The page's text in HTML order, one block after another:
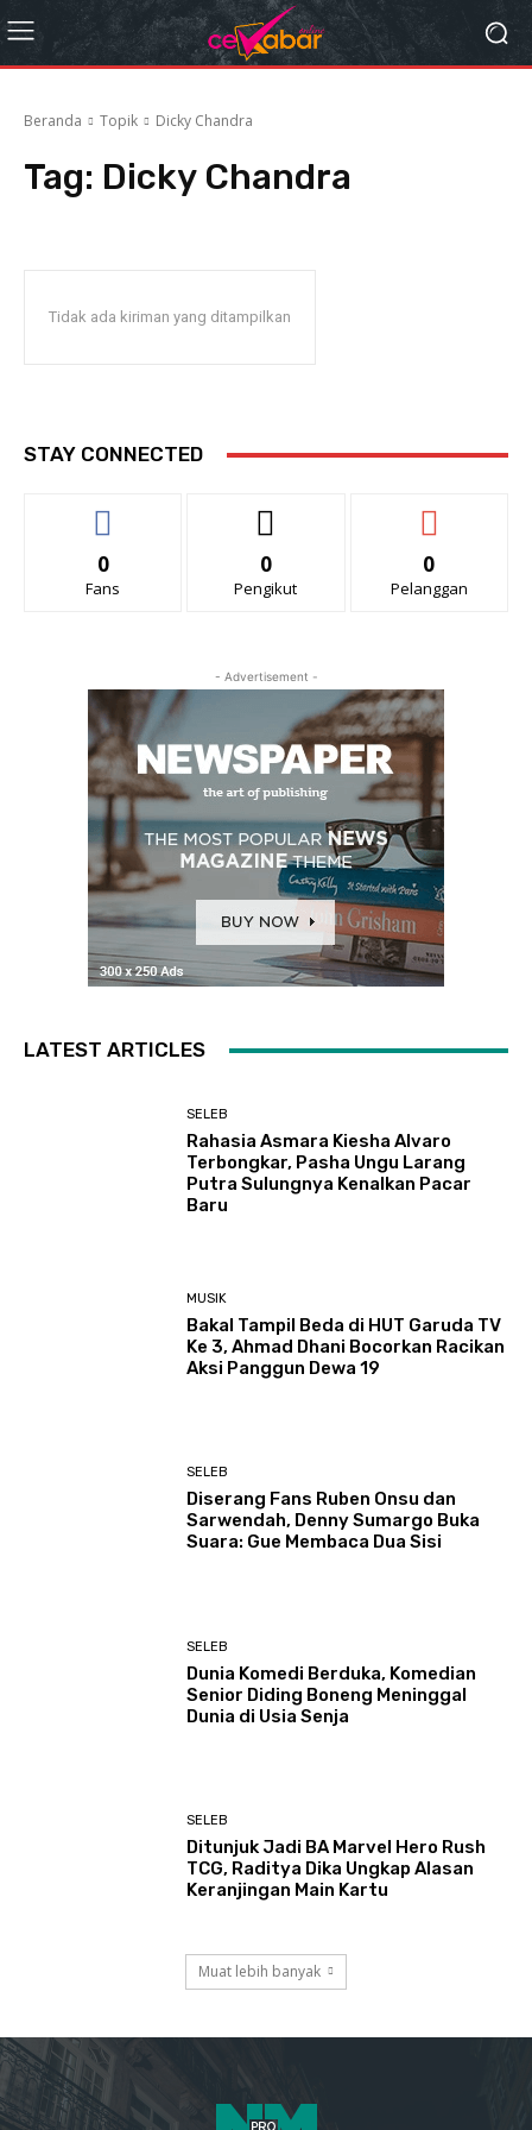
Beranda Topik Dicky Chandra
Tag: Dicky Chandra
Tidak ada kiriman yang ditampilkan
STAY CONNECTED
0
Fans
0
Pengikut
0
Pelanggan
- Advertisement -
LATEST ARTICLES
SELEB
Rahasia Asmara Kiesha Alvaro
Terbongkar, Pasha Ungu Larang
Putra Sulungnya Kenalkan Pacar
Baru
MUSIK
Bakal Tampil Beda di HUT Garuda TV
Ke 3, Ahmad Dhani Bocorkan Racikan
Aksi Panggun Dewa 19
SELEB
Diserang Fans Ruben Onsu dan
Sarwendah, Denny Sumargo Buka
Suara: Gue Membaca Dua Sisi
SELEB
Dunia Komedi Berduka, Komedian
Senior Diding Boneng Meninggal
Dunia di Usia Senja
SELEB
Ditunjuk Jadi BA Marvel Hero Rush
TCG, Raditya Dika Ungkap Alasan
Keranjingan Main Kartu
Muat lebih banyak